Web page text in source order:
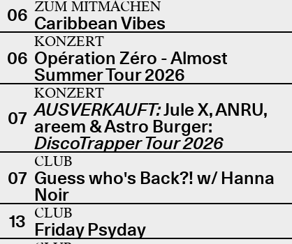
06 ZUM MITMACHEN
Caribbean Vibes
06
KONZERT
Opération Zéro - Almost
Summer Tour 2026
07
KONZERT
AUSVERKAUFT:Jule X, ANRU,
areem & Astro Burger:
DiscoTrapper Tour 2026
07
CLUB
Guess who's Back?! w/ Hanna
Noir
13 CLUB
Friday Psyday